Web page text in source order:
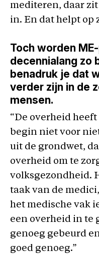
mediteren, daar
in. En dat helpt op
Toch worden
decennialang zo
benadruk je dat
verder zijn in de
mensen.
“De overheid
begin niet voor
uit de grondwet,
overheid om te
volksgezondheid.
taak van de
het medische vak
een overheid in te
genoeg gebeurd
goed genoeg.”